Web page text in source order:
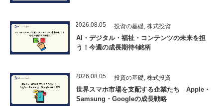
2026.08.05 投資の基礎, 株式投資
AI・デジタル・福祉・コンテンツの未来を担
う！今週の成長期待4銘柄
2026.08.05 投資の基礎, 株式投資
世界スマホ市場を支配する企業たち Apple・
Samsung・Googleの成長戦略